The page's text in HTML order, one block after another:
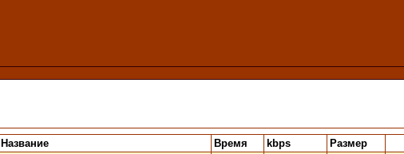
Название Время kbps
Размер